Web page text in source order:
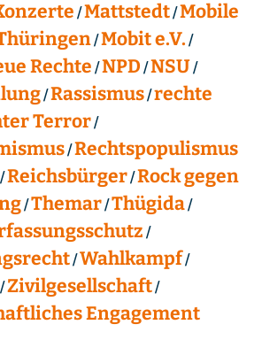
Mattstedt Mobile
Mobit e.V.
Rechte NPD NSU
Rassismus rechte
Terror
Rechtspopulismus
Reichsbürger Rock gegen
Themar Thügida
Wahlkampf
Zivilgesellschaft
Engagement